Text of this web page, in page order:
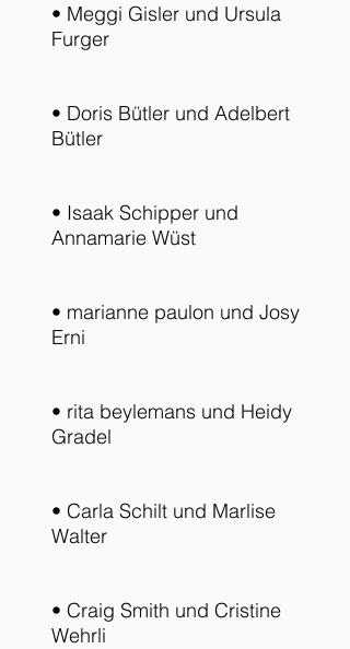
• Meggi Gisler und Ursula
Furger
• Doris Bütler und Adelbert
Bütler
• Isaak Schipper und
Annamarie Wüst
• marianne paulon und Josy
Erni
• rita beylemans und Heidy
Gradel
• Carla Schilt und Marlise
Walter
• Craig Smith und Cristine
Wehrli